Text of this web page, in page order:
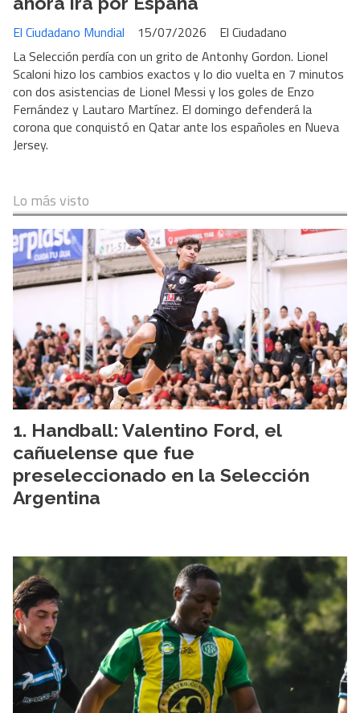
El Ciudadano
El Ciudadano Mundial
15/07/2026
La Selección perdía con un grito de Antonhy Gordon. Lionel
Scaloni hizo los cambios exactos y lo dio vuelta en 7 minutos
con dos asistencias de Lionel Messi y los goles de Enzo
Fernández y Lautaro Martínez. El domingo defenderá la
corona que conquistó en Qatar ante los españoles en Nueva
Jersey.
Lo más visto
Handball: Valentino Ford, el
cañuelense que fue
preseleccionado en la Selección
Argentina